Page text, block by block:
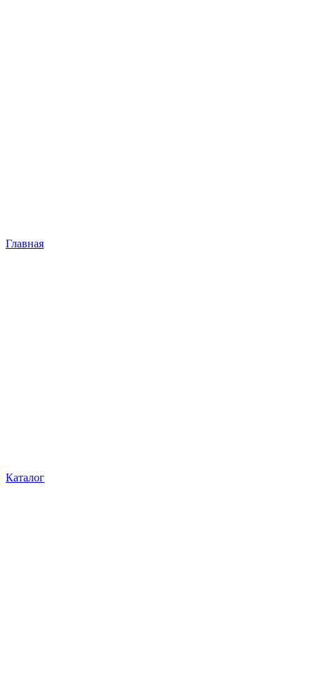
Главная
Каталог